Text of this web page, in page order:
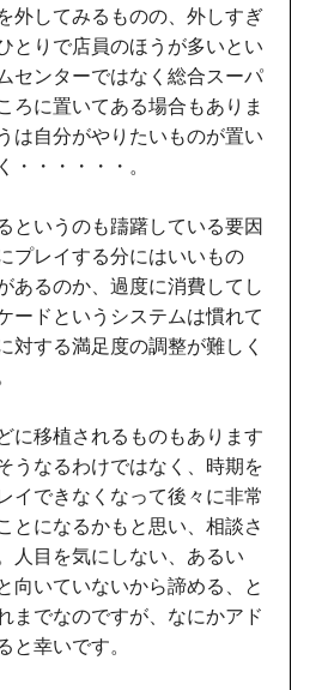
外してみるものの、外しすぎ
とりで店員のほうが多いとい
センターではなく総合スーパ
ろに置いてある場合もありま
は自分がやりたいものが置い
・・・・・・。
というのも躊躇している要因
プレイする分にはいいもの
あるのか、過度に消費してし
ードというシステムは慣れて
対する満足度の調整が難しく
に移植されるものもあります
うなるわけではなく、時期を
イできなくなって後々に非常
とになるかもと思い、相談さ
人目を気にしない、あるい
向いていないから諦める、と
までなのですが、なにかアド
と幸いです。